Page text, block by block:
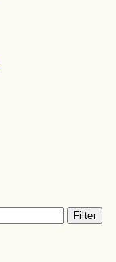
Filter